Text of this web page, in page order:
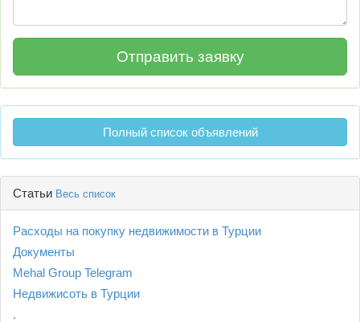
Полный список объявлений
Статьи Весь список
Расходы на покупку недвижимости в Турции
Документы
Mehal Group Telegram
Недвижисоть в Турции
.